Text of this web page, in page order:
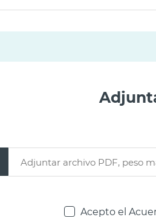
Acepto el